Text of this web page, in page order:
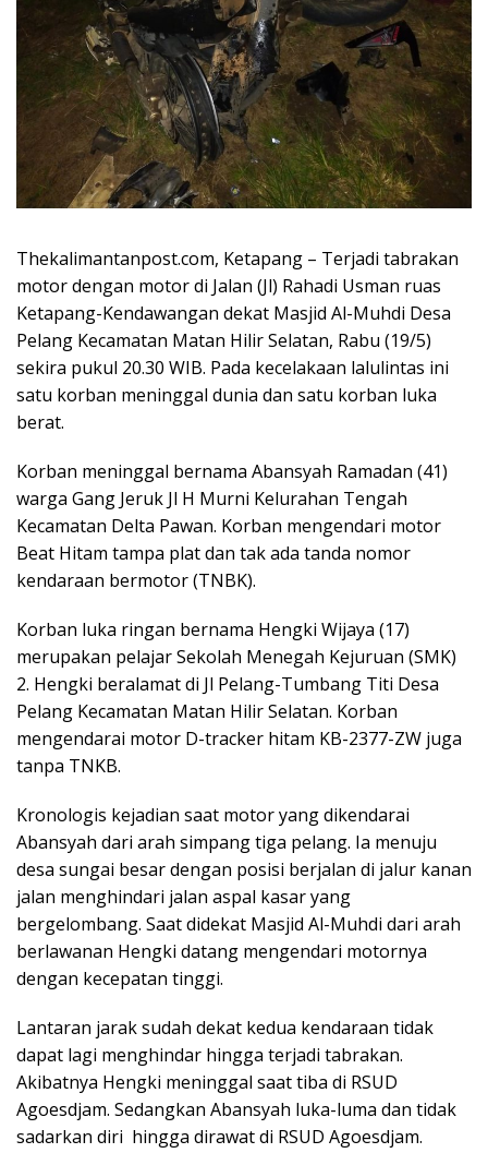
Thekalimantanpost.com, Ketapang – Terjadi tabrakan
motor dengan motor di Jalan (Jl) Rahadi Usman ruas
Ketapang-Kendawangan dekat Masjid Al-Muhdi Desa
Pelang Kecamatan Matan Hilir Selatan, Rabu (19/5)
sekira pukul 20.30 WIB. Pada kecelakaan lalulintas ini
satu korban meninggal dunia dan satu korban luka
berat.
Korban meninggal bernama Abansyah Ramadan (41)
warga Gang Jeruk Jl H Murni Kelurahan Tengah
Kecamatan Delta Pawan. Korban mengendari motor
Beat Hitam tampa plat dan tak ada tanda nomor
kendaraan bermotor (TNBK).
Korban luka ringan bernama Hengki Wijaya (17)
merupakan pelajar Sekolah Menegah Kejuruan (SMK)
2. Hengki beralamat di Jl Pelang-Tumbang Titi Desa
Pelang Kecamatan Matan Hilir Selatan. Korban
mengendarai motor D-tracker hitam KB-2377-ZW juga
tanpa TNKB.
Kronologis kejadian saat motor yang dikendarai
Abansyah dari arah simpang tiga pelang. Ia menuju
desa sungai besar dengan posisi berjalan di jalur kanan
jalan menghindari jalan aspal kasar yang
bergelombang. Saat didekat Masjid Al-Muhdi dari arah
berlawanan Hengki datang mengendari motornya
dengan kecepatan tinggi.
Lantaran jarak sudah dekat kedua kendaraan tidak
dapat lagi menghindar hingga terjadi tabrakan.
Akibatnya Hengki meninggal saat tiba di RSUD
Agoesdjam. Sedangkan Abansyah luka-luma dan tidak
sadarkan diri hingga dirawat di RSUD Agoesdjam.